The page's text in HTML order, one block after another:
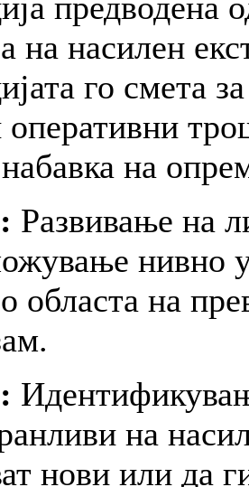
на насилен
го смета
на
Развивање на
нивно
областа на
на
нови или да